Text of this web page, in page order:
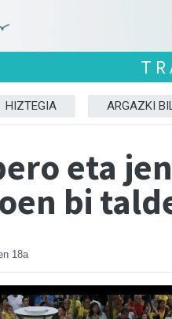
HIZTEGIA ARGAZKI
eta
bi
18a